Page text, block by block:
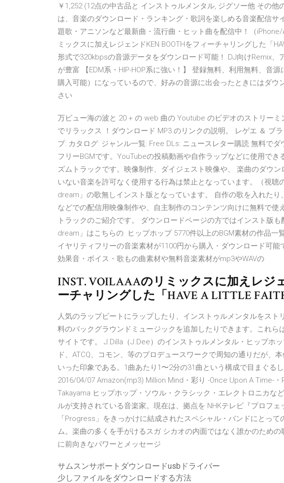
￥1,252 (12点の中古品と インストゥルメンタル, ジグソー他 その
は、音楽のダウンロード・ランキング・歌詞を楽しめる音楽配信サ
題歌・アニソンなど最新曲・流行曲・ヒット曲を配信中！（iPhone/
ミックスに加えレジェンドKEN BOOTHをフィーチャリングした「
形式で320kbpsの音源データをダウンロード可能！ DJ向けRemix
が豊富 【EDM系・HIP-HOP系に強い！】 登録無料、利用無料、音
購入可能）になっているので、好みの音源に出会ったときにはダウ
さい
万ビュー海の波と 20 + の web 曲の Youtube のビデオのストリー
でリラックス ！ダウンロード MP3 のリンクの説明。 レゲエ ＆ ブ
プ: カタログ: ジャンル一覧: Free DLs: ニュースレター購読 無料で
フリーBGMです。YouTubeの投稿動画や自作ラップなどに使用でき
ズムトラックです。映像制作、ダイジェスト映像や、 楽曲のダウ
いない音楽を許可なく使用する行為は禁止となっています。（視聴
dream」の歌無しインスト版となっています。 自作の歌を入れた
などでの配信用映像制作や、自主制作のコンテンツ向けに無料で使
トラックのご紹介です。 ダウンロードページの方ではインスト版
dream」はこちらの ヒップホップ 5770件以上のBGM素材の作品一
イヤリティフリーの音楽素材が1100円から購入・ダウンロード可能
効果音・ボイス・歌もの曲素材や無料音楽素材がmp3やWAVの
INST. VOILAAAのリミックスに加えレジ
ーチャリングした「HAVE A LITTLE
人気のラップビートにラップしたり、インストゥルメンタルをスト
料のバックグラウンドミュージックを追加したりできます。これら
サイトです。 J.Dilla（J.Dee）のインストゥルメンタル・ヒップホ
ド、ATCQ、コモン、等のプロデュースワークで周知の通りだが、
いった印象である。1曲あたり1〜2分の31曲という構成で目まぐる
2016/04/07 Amazon(mp3) Million Mind・彩り -Once Upon A Time-
Takayama ヒップホップ・ソウル・クラシック・エレクトロニカな
ルが支持されている音楽家。現在は、拠点を NHKテレビ『プロフ
「Progress」をきっかけに結成されたスペシャル・バンドにとっ
ム。楽曲の多くを手がけるスガ シカオの内面ではなく誰かのため
に前向きなパワーとメッセージ
サムスンサポートダウンロードusbドライバー
少しファイルをダウンロードする方法